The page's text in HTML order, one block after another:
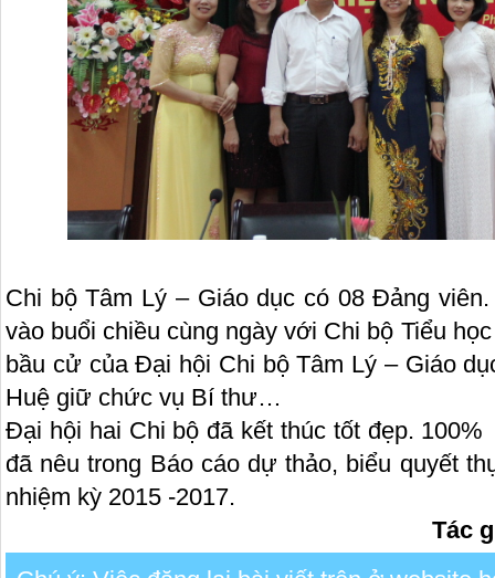
Chi bộ Tâm Lý – Giáo dục có 08 Đảng
vào buổi chiều cùng ngày với Chi bộ Tiểu
bầu cử của Đại hội Chi bộ Tâm Lý – Giáo
Huệ giữ chức vụ Bí thư…
Đại hội hai Chi bộ đã kết thúc tốt đẹp.
đã nêu trong Báo cáo dự thảo, biểu quyết
nhiệm kỳ 2015 -2017.
Tác